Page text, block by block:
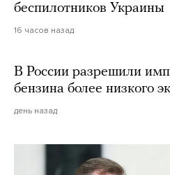
беспилотников Украины
16 часов назад
В России разрешили
бензина более низкого
день назад